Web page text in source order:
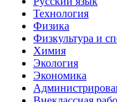
Технология
Физика
Физкультура и
Химия
Экология
Экономика